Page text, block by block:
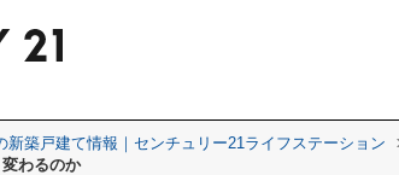
新築戸建て情報｜センチュリー21ライフステーション
わるのか